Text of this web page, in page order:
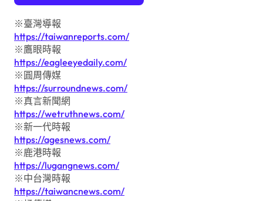
※臺灣導報
https://taiwanreports.com/
※鷹眼時報
https://eagleeyedaily.com/
※圓周傳媒
https://surroundnews.com/
※真言新聞網
https://wetruthnews.com/
※新一代時報
https://agesnews.com/
※鹿港時報
https://lugangnews.com/
※中台灣時報
https://taiwancnews.com/